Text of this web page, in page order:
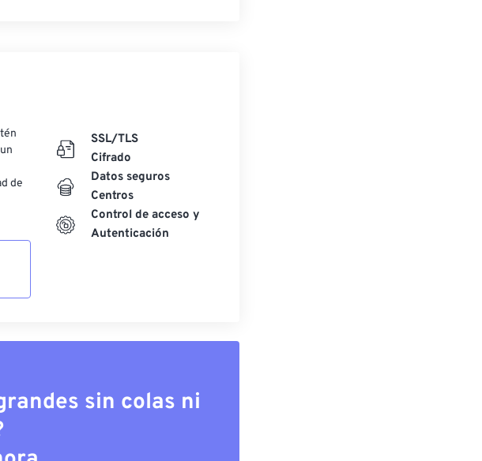
de
SSL/TLS
Cifrado
Datos seguros
Centros
Control de acceso y
Autenticación
sin colas ni